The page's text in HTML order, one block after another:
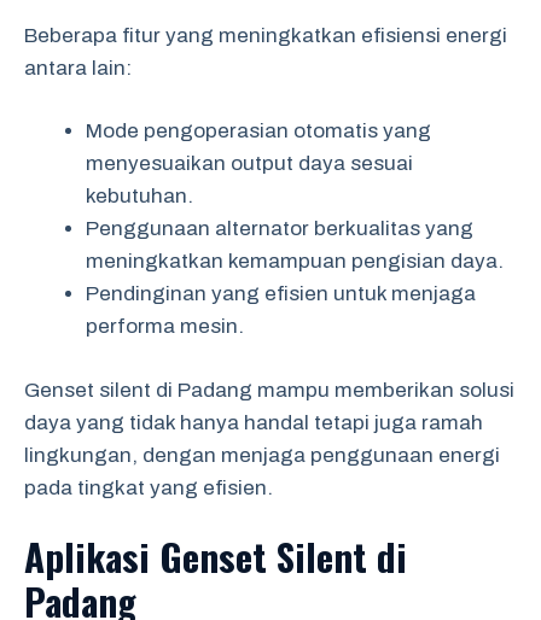
Beberapa fitur yang meningkatkan efisiensi energi
antara lain:
Mode pengoperasian otomatis yang
menyesuaikan output daya sesuai
kebutuhan.
Penggunaan alternator berkualitas yang
meningkatkan kemampuan pengisian daya.
Pendinginan yang efisien untuk menjaga
performa mesin.
Genset silent di Padang mampu memberikan solusi
daya yang tidak hanya handal tetapi juga ramah
lingkungan, dengan menjaga penggunaan energi
pada tingkat yang efisien.
Aplikasi Genset Silent di
Padang